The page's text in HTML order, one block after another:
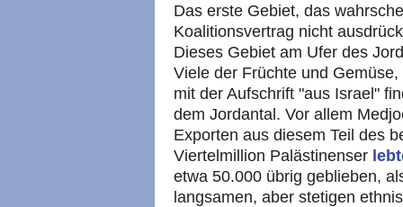
Das erste Gebiet, das
Koalitionsvertrag nicht
Dieses Gebiet am Ufer des
Viele der Früchte und
mit der Aufschrift "aus Israel"
dem Jordantal. Vor allem
Exporten aus diesem Teil des
Viertelmillion Palästinenser
etwa 50.000 übrig geblieben,
langsamen, aber stetigen